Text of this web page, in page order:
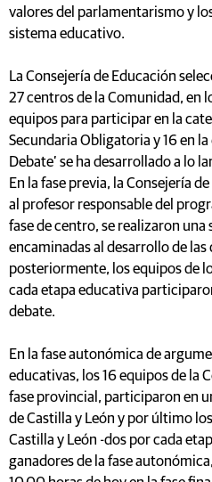
valores del parlamentarismo y
sistema educativo.
La Consejería de Educación
27 centros de la Comunidad, en
equipos para participar en la
Secundaria Obligatoria y 16 en la
Debate’ se ha desarrollado a lo
En la fase previa, la Consejería
al profesor responsable del
fase de centro, se realizaron una
encaminadas al desarrollo de
posteriormente, los equipos de
cada etapa educativa
debate.
En la fase autonómica de
educativas, los 16 equipos de la
fase provincial, participaron en
de Castilla y León y por último
Castilla y León -dos por cada
ganadores de la fase